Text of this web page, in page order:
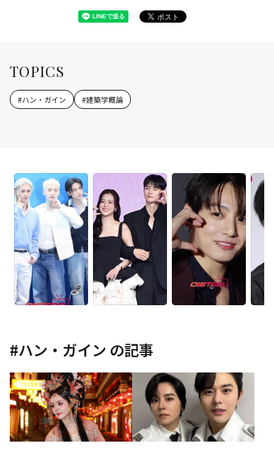
TOPICS
#ハン・ガイン #建築学概論
#ハン・ガイン の記事